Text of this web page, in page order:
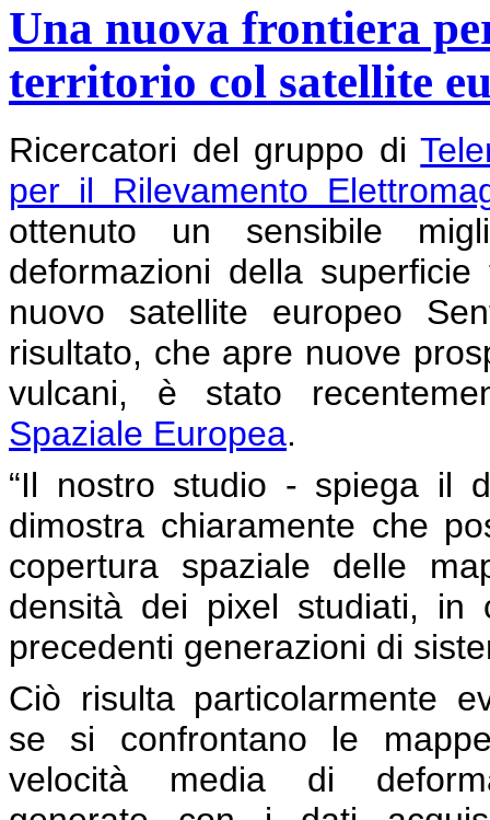
Una nuova frontiera
territorio col satellite
Ricercatori del gruppo di
per il Rilevamento
ottenuto un sensibile
deformazioni della
nuovo satellite europeo
risultato, che apre nuove
vulcani, è stato
Spaziale Europea.
“Il nostro studio - spiega il
dimostra chiaramente che
copertura spaziale delle
densità dei pixel studiati, in
precedenti generazioni di
Ciò risulta particolarmente
se si confrontano le
velocità media di